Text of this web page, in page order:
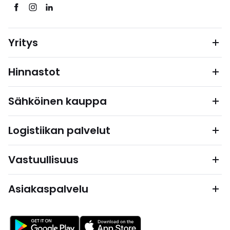
Yritys
Hinnastot
Sähköinen kauppa
Logistiikan palvelut
Vastuullisuus
Asiakaspalvelu